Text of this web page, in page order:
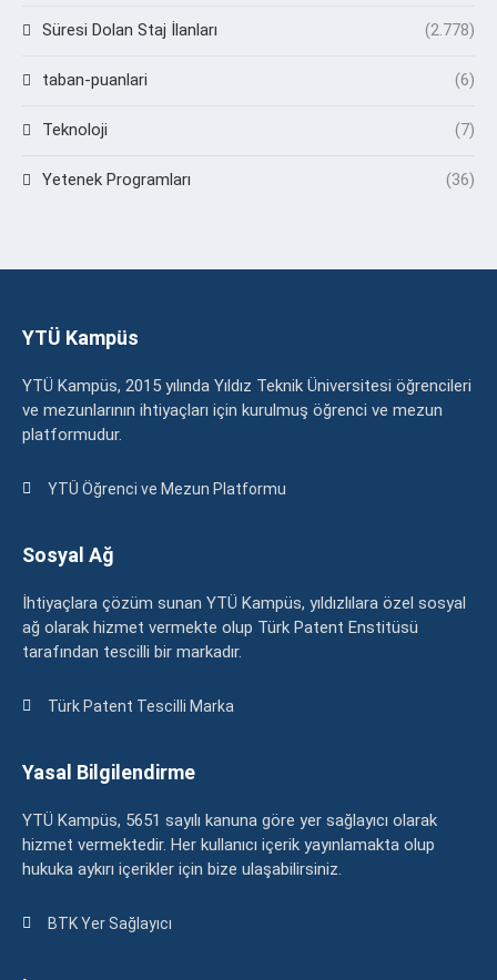
Süresi Dolan Staj İlanları (2.778)
taban-puanlari (6)
Teknoloji (7)
Yetenek Programları (36)
YTÜ Kampüs
YTÜ Kampüs, 2015 yılında Yıldız Teknik Üniversitesi öğrencileri
ve mezunlarının ihtiyaçları için kurulmuş öğrenci ve mezun
platformudur.
YTÜ Öğrenci ve Mezun Platformu
Sosyal Ağ
İhtiyaçlara çözüm sunan YTÜ Kampüs, yıldızlılara özel sosyal
ağ olarak hizmet vermekte olup Türk Patent Enstitüsü
tarafından tescilli bir markadır.
Türk Patent Tescilli Marka
Yasal Bilgilendirme
YTÜ Kampüs, 5651 sayılı kanuna göre yer sağlayıcı olarak
hizmet vermektedir. Her kullanıcı içerik yayınlamakta olup
hukuka aykırı içerikler için bize ulaşabilirsiniz.
BTK Yer Sağlayıcı